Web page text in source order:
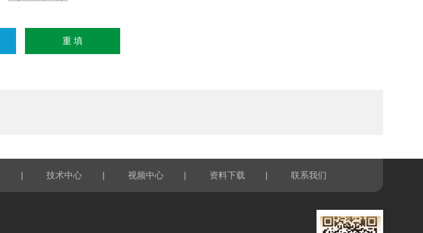
| 技术中心 | 视频中心 | 资料下载 | 联系我们